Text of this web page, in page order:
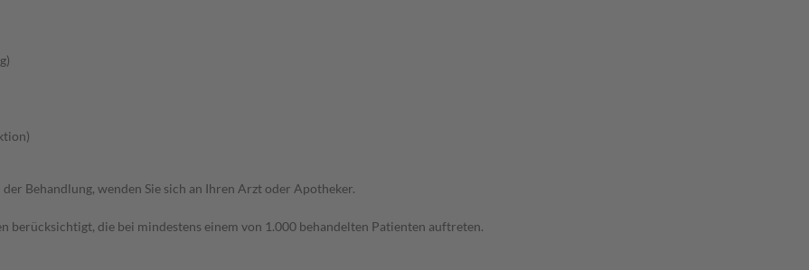
Behandlung, wenden Sie sich an Ihren Arzt oder Apotheker.
die bei mindestens einem von 1.000 behandelten Patienten auftreten.